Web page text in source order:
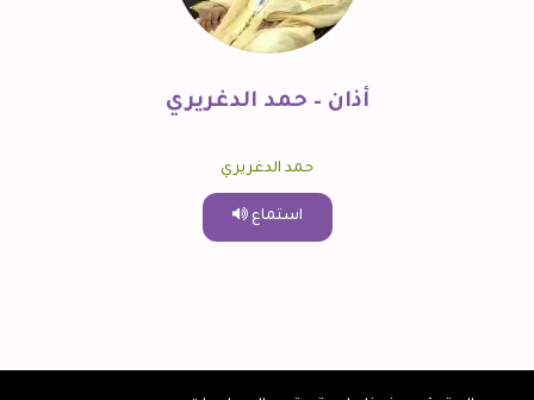
أذان – حمد الدغريري
حمد الدغريري
استماع